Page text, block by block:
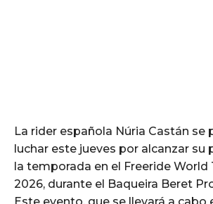
La rider española Núria Castán se
luchar este jueves por alcanzar su
la temporada en el Freeride World
2026, durante el Baqueira Beret